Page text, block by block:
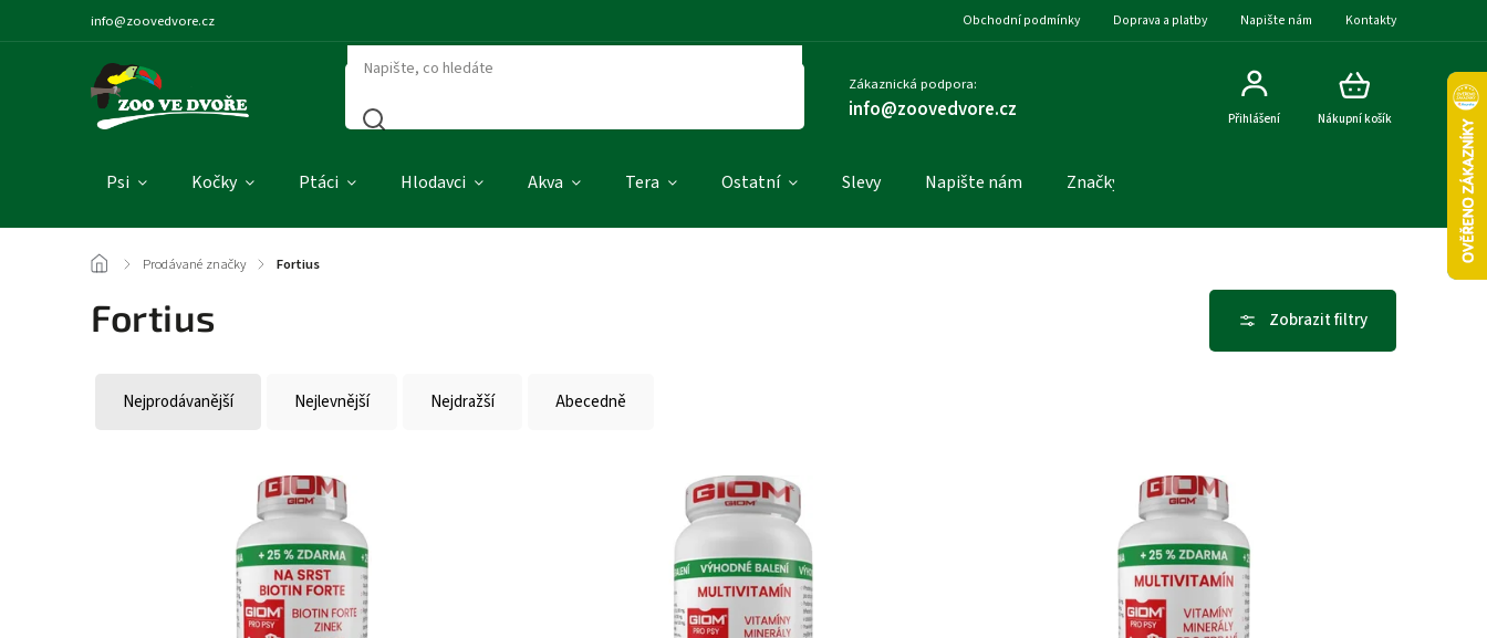
info@zoovedvore.cz Obchodní podmínky Doprava a platby Napište nám Kontakty
Zákaznická podpora:
info@zoovedvore.cz Nákupní košík
Přihlášení
Psi Kočky Ptáci Hlodavci Akva Tera Ostatní Slevy Napište nám Značky
/ Prodávané značky / Fortius
Fortius
Nejprodávanější Nejlevnější Nejdražší Abecedně